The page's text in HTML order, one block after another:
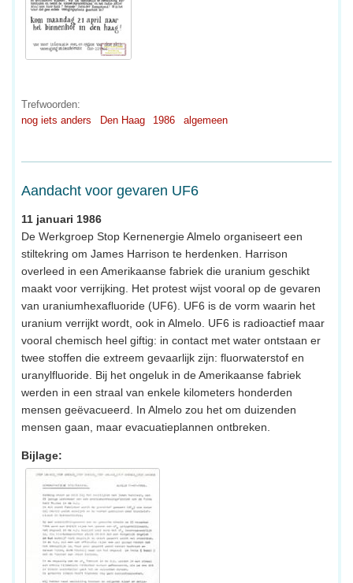
Trefwoorden:
nog iets anders
Den Haag 1986 algemeen
Aandacht voor gevaren UF6
11 januari 1986
De Werkgroep Stop Kernenergie Almelo organiseert een
stiltekring om James Harrison te herdenken. Harrison
overleed in een Amerikaanse fabriek die uranium geschikt
maakt voor verrijking. Het protest wijst vooral op de gevaren
van uraniumhexafluoride (UF6). UF6 is de vorm waarin het
uranium verrijkt wordt, ook in Almelo. UF6 is radioactief maar
vooral chemisch heel giftig: in contact met water ontstaan er
twee stoffen die extreem gevaarlijk zijn: fluorwaterstof en
uranylfluoride. Bij het ongeluk in de Amerikaanse fabriek
werden in een straal van enkele kilometers honderden
mensen geëvacueerd. In Almelo zou het om duizenden
mensen gaan, maar evacuatieplannen ontbreken.
Bijlage: